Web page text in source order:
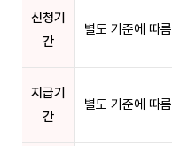
신청기
간
별도 기준에 따름
지급기
간
별도 기준에 따름